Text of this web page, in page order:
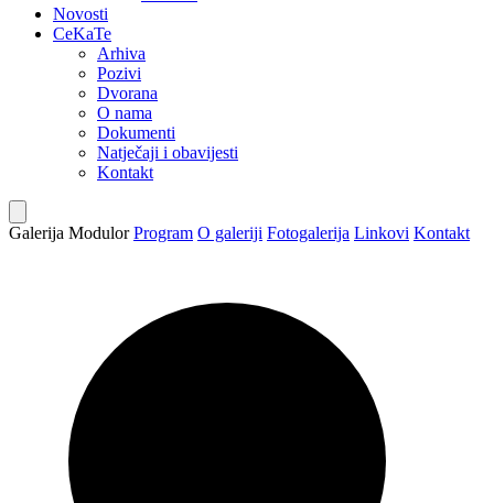
Novosti
CeKaTe
Arhiva
Pozivi
Dvorana
O nama
Dokumenti
Natječaji i obavijesti
Kontakt
Galerija Modulor Program O galeriji Fotogalerija Linkovi Kontakt